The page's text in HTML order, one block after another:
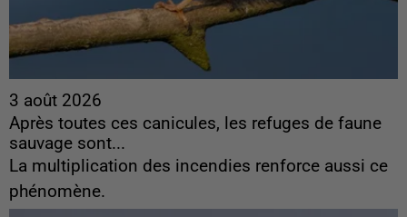
3 août 2026
Après toutes ces canicules, les refuges de faune
sauvage sont...
La multiplication des incendies renforce aussi ce
phénomène.